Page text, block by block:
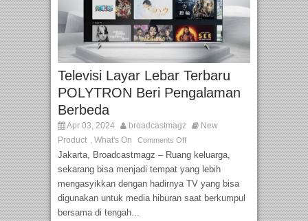
Televisi Layar Lebar Terbaru
POLYTRON Beri Pengalaman
Berbeda
Apr 03, 2024 broadcastmagz
New
Product
What's On Comments Off
Jakarta, Broadcastmagz – Ruang keluarga,
sekarang bisa menjadi tempat yang lebih
mengasyikkan dengan hadirnya TV yang bisa
digunakan untuk media hiburan saat berkumpul
bersama di tengah...